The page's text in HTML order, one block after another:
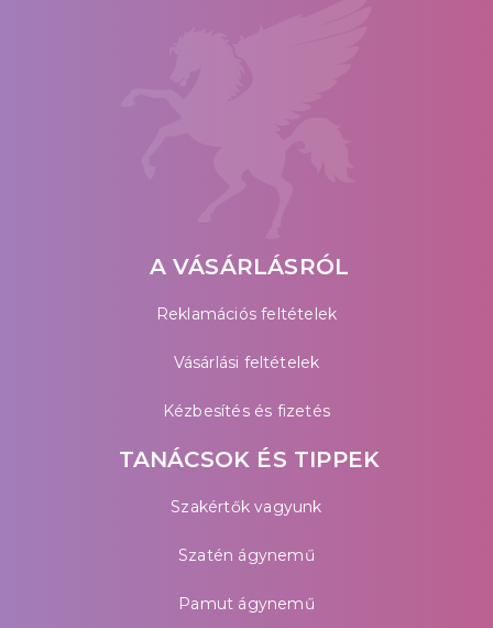
A VÁSÁRLÁSRÓL
Reklamációs feltételek
Vásárlási feltételek
Kézbesítés és fizetés
TANÁCSOK ÉS TIPPEK
Szakértők vagyunk
Szatén ágynemű
Pamut ágynemű